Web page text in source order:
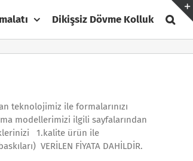
Dikişsiz Dövme Kolluk
teknolojimiz ile formalarınızı
modellerimizi ilgili sayfalarından
1.kalite ürün ile
VERİLEN FİYATA DAHİLDİR.